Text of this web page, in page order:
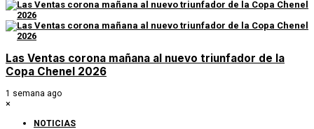
Las Ventas corona mañana al nuevo triunfador de la
Copa Chenel 2026
1 semana ago
×
NOTICIAS